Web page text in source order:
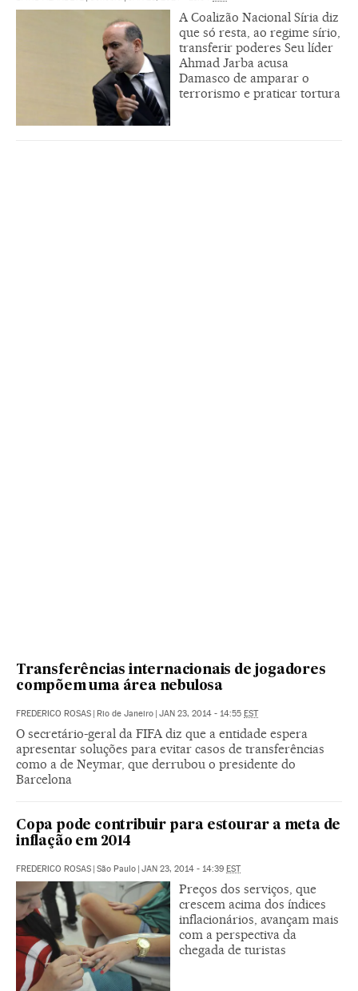
A Coalizão Nacional Síria diz
que só resta, ao regime sírio,
transferir poderes Seu líder
Ahmad Jarba acusa
Damasco de amparar o
terrorismo e praticar tortura
Transferências internacionais de jogadores
compõem uma área nebulosa
FREDERICO ROSAS | Rio de Janeiro | JAN 23, 2014 - 14:55 EST
O secretário-geral da FIFA diz que a entidade espera
apresentar soluções para evitar casos de transferências
como a de Neymar, que derrubou o presidente do
Barcelona
Copa pode contribuir para estourar a meta de
inflação em 2014
FREDERICO ROSAS | São Paulo | JAN 23, 2014 - 14:39 EST
Preços dos serviços, que
crescem acima dos índices
inflacionários, avançam mais
com a perspectiva da
chegada de turistas